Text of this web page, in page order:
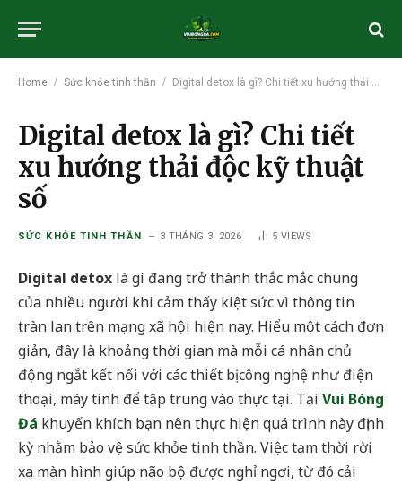
Home / Sức khỏe tinh thần / Digital detox là gì? Chi tiết xu hướng thải độc kỹ thuật số
Digital detox là gì? Chi tiết
xu hướng thải độc kỹ thuật
số
SỨC KHỎE TINH THẦN 3 THÁNG 3, 2026 5VIEWS
Digital detox là gì đang trở thành thắc mắc chung
của nhiều người khi cảm thấy kiệt sức vì thông tin
tràn lan trên mạng xã hội hiện nay. Hiểu một cách đơn
giản, đây là khoảng thời gian mà mỗi cá nhân chủ
động ngắt kết nối với các thiết bị công nghệ như điện
thoại, máy tính để tập trung vào thực tại. Tại Vui Bóng
Đá khuyến khích bạn nên thực hiện quá trình này định
kỳ nhằm bảo vệ sức khỏe tinh thần. Việc tạm thời rời
xa màn hình giúp não bộ được nghỉ ngơi, từ đó cải